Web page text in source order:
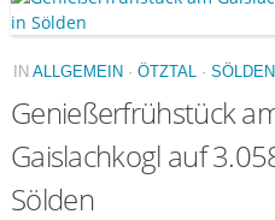
IN ALLGEMEIN · ÖTZTAL · SÖLDEN
Genießerfrühstück
Gaislachkogl auf
Sölden